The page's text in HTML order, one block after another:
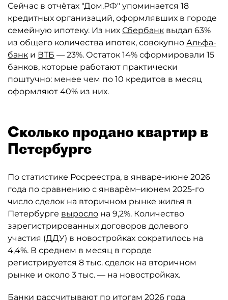
Сейчас в отчётах "Дом.РФ" упоминается 18
кредитных организаций, оформлявших в городе
семейную ипотеку. Из них Сбербанк выдал 63%
из общего количества ипотек, совокупно Альфа-
банк и ВТБ — 23%. Остаток 14% сформировали 15
банков, которые работают практически
поштучно: менее чем по 10 кредитов в месяц
оформляют 40% из них.
Сколько продано квартир в
Петербурге
По статистике Росреестра, в январе-июне 2026
года по сравнению с январём–июнем 2025-го
число сделок на вторичном рынке жилья в
Петербурге выросло на 9,2%. Количество
зарегистрированных договоров долевого
участия (ДДУ) в новостройках сократилось на
4,4%. В среднем в месяц в городе
регистрируется 8 тыс. сделок на вторичном
рынке и около 3 тыс. — на новостройках.
Банки рассчитывают по итогам 2026 года